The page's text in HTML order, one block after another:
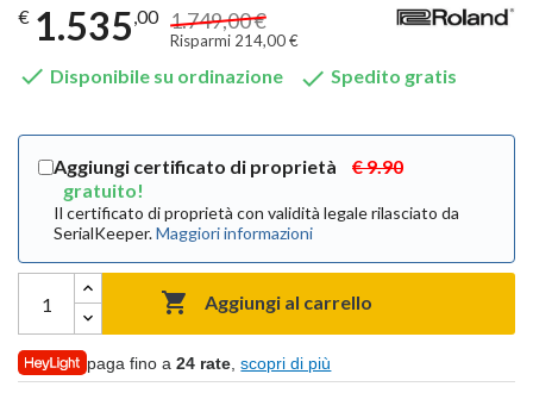
€ 1.535,00 1.749,00 €
Risparmi 214,00 €
 Disponibile su ordinazione  Spedito gratis
Aggiungi certificato di proprietà
€ 9.90
gratuito!
Il certificato di proprietà con validità legale rilasciato da
SerialKeeper.Maggiori informazioni
 Aggiungi al carrello
paga fino a24 rate ,scopri di più